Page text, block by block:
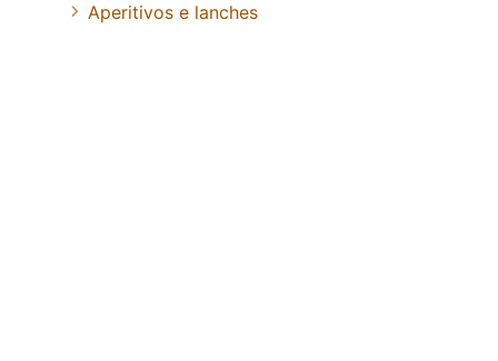
Aperitivos e lanches